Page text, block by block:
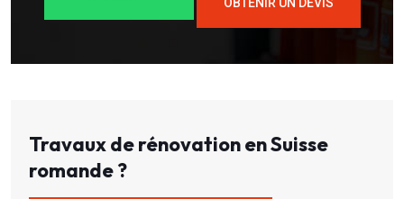
Travaux de rénovation en Suisse
romande ?